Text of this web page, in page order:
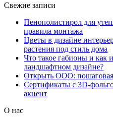
Свежие записи
Пенополистирол для
правила монтажа
Цветы в дизайне
растения под стиль дома
Что такое габионы и как
ландшафтном дизайне?
Открыть ООО: пошаговая
Сертификаты с 3D-
акцент
О нас